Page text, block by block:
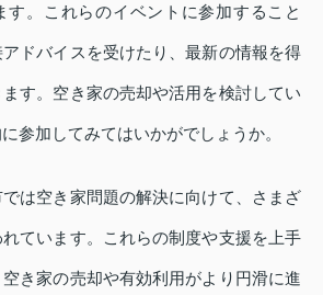
す。これらのイベントに参加すること
ドバイスを受けたり、最新の情報を得
す。空き家の売却や活用を検討してい
参加してみてはいかがでしょうか。
は空き家問題の解決に向けて、さまざ
ています。これらの制度や支援を上手
き家の売却や有効利用がより円滑に進